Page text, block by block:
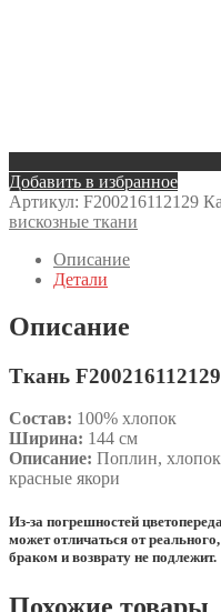
Добавить в избранное
Артикул: F200216112129
вискозные ткани
Описание
Детали
Описание
Ткань
Состав: 100% хлопок
Ширина: 144 см
Описание: Поплин,
красные якори
Из-за погрешностей
может отличаться от
браком и возврату не подлежит.
Похожие товары